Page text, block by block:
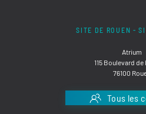
SITE DE ROUEN -
Atrium
115 Boulevard
76100
Tous les